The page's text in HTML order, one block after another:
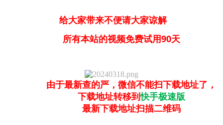
给大家带来不便请大家谅解
所有本站的视频免费试用90天
由于最新查的严，微信不能扫下载地址了，
下载地址转移到快手极速版
最新下载地址扫描二维码